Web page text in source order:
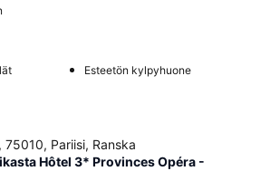
Esteetön kylpyhuone
Pariisi, Ranska
Hôtel 3* Provinces Opéra -